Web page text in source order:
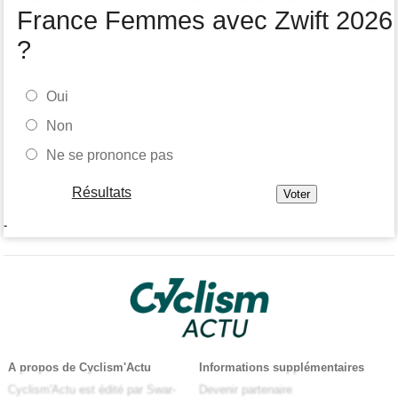
France Femmes avec Zwift 2026
?
Oui
Non
Ne se prononce pas
Résultats
-
A propos de Cyclism'Actu
Cyclism'Actu est édité par Swar-
Informations supplémentaires
Devenir partenaire